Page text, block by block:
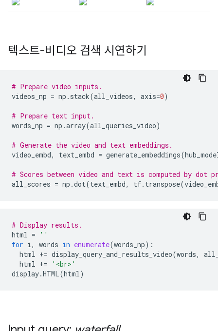
텍스트-비디오 검색 시연하기
# Prepare video inputs.
videos_np = np . stack(all_videos, axis=0)
# Prepare text input.
words_np = np .array(all_queries_video)
# Generate the video and text embeddings.
video_embd, text_embd = generate_embeddings(
# Scores between video and text is computed by dot
all_scores = np .dot(text_embd, tf. transpose(
# Display results.
html =
''
for i, words in enumerate(words_np):
html += display_query_and_results_video(words,
html +=
'<br>'
display.HTML(html)